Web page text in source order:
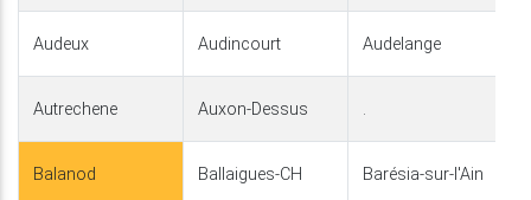
Audeux Audincourt Audelange
Autrechene Auxon-Dessus .
Balanod Ballaigues-CH Barésia-sur-l'Ain